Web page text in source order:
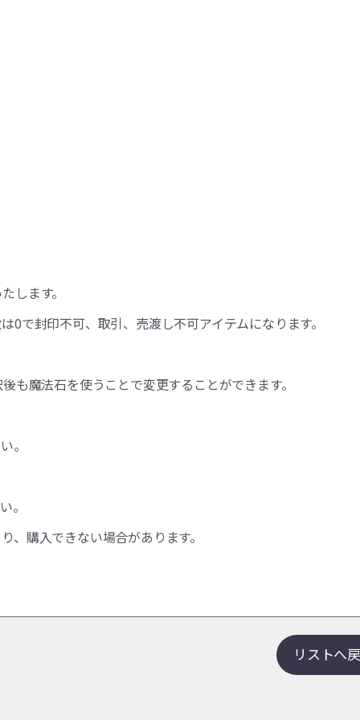
します。
で封印不可、取引、売渡し不可アイテムになります。
も魔法石を使うことで変更することができます。
。
。
購入できない場合があります。
リストへ